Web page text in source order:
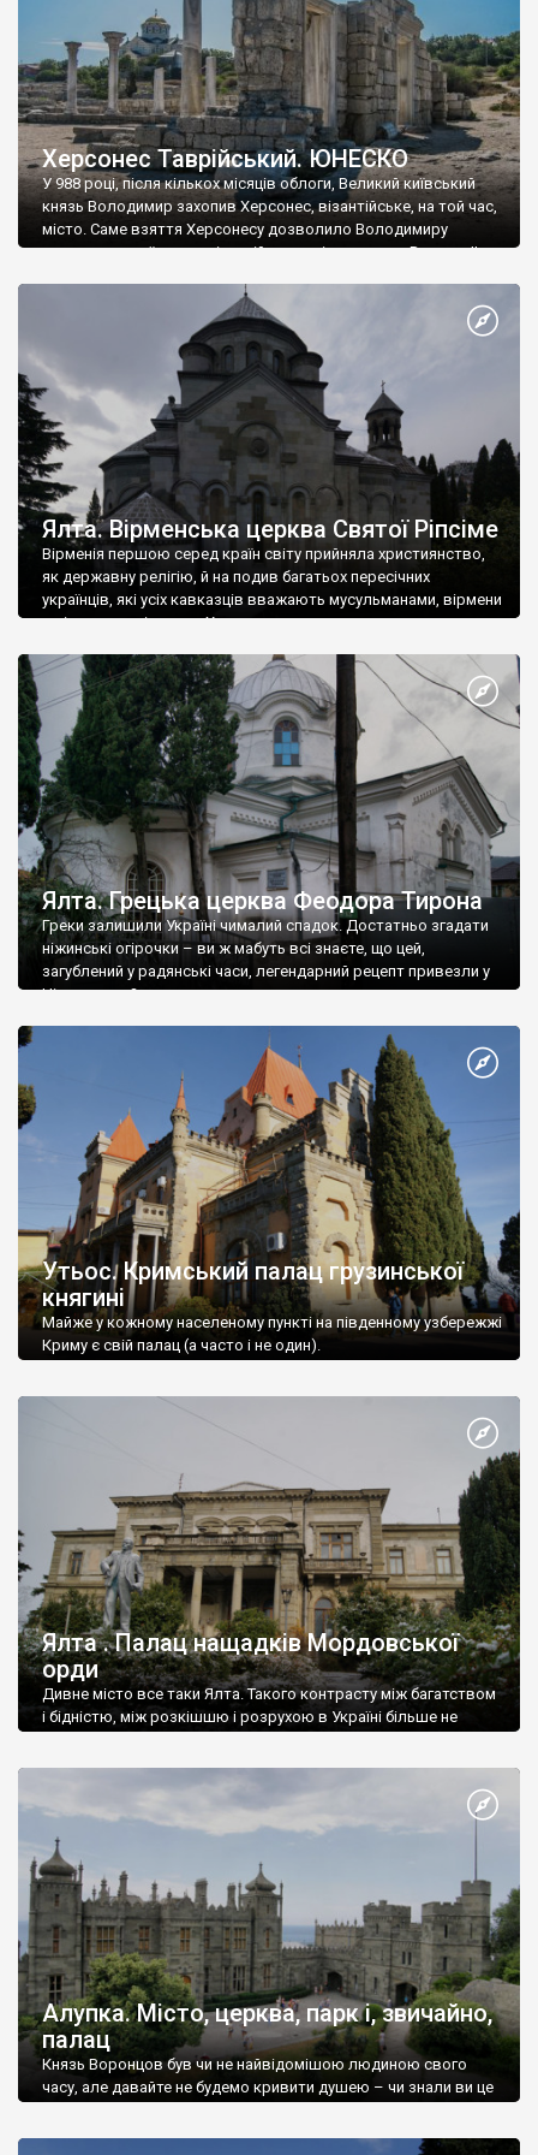
Херсонес Таврійський. ЮНЕСКО
У 988 році, після кількох місяців облоги, Великий київський
князь Володимир захопив Херсонес, візантійське, на той час,
місто. Саме взяття Херсонесу дозволило Володимиру
диктувати свої умови візантійському імператору Василю ІІ, та
Херсонесі Володимир-язичник, став Василем-християнином.
А потім було Хрещення Русі. На честь Херсонесу Таврійського
Ялта. Вірменська церква Святої Ріпсіме
Вірменія першою серед країн світу прийняла християнство,
як державну релігію, й на подив багатьох пересічних
українців, які усіх кавказців вважають мусульманами, вірмени
є відданими вірянами Христа
Ялта. Грецька церква Феодора Тирона
Греки залишили Україні чималий спадок. Достатньо згадати
ніжинські огірочки – ви ж мабуть всі знаєте, що цей,
загублений у радянські часи, легендарний рецепт привезли у
Ніжин греки?
Утьос. Кримський палац грузинської
княгині
Майже у кожному населеному пункті на південному узбережжі
Криму є свій палац (а часто і не один).
Ялта . Палац нащадків Мордовської
орди
Дивне місто все таки Ялта. Такого контрасту між багатством
і бідністю, між розкішшю і розрухою в Україні більше не
Алупка. Місто, церква, парк і, звичайно,
палац
Князь Воронцов був чи не найвідомішою людиною свого
часу, але давайте не будемо кривити душею – чи знали ви це